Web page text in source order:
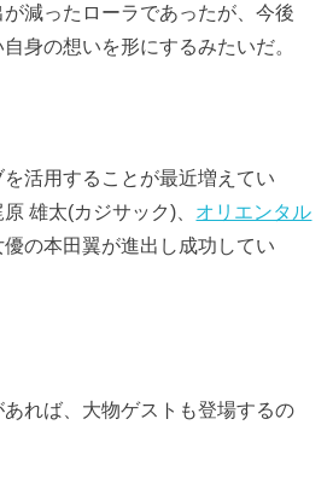
減ったローラであったが、今後
身の想いを形にするみたいだ。
活用することが最近増えてい
雄太(カジサック)、 オリエンタル
優の本田翼が進出し成功してい
あれば、大物ゲストも登場するの